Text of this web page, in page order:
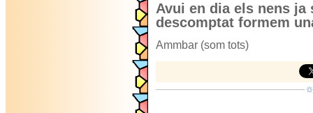
Avui en dia els nens ja
descomptat formem
Ammbar (som tots)